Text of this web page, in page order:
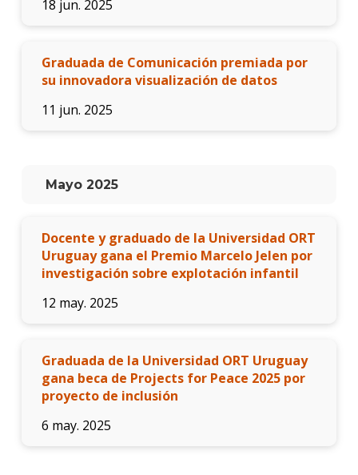
18 jun. 2025
Graduada de Comunicación premiada por
su innovadora visualización de datos
11 jun. 2025
Mayo 2025
Docente y graduado de la Universidad ORT
Uruguay gana el Premio Marcelo Jelen por
investigación sobre explotación infantil
12 may. 2025
Graduada de la Universidad ORT Uruguay
gana beca de Projects for Peace 2025 por
proyecto de inclusión
6 may. 2025